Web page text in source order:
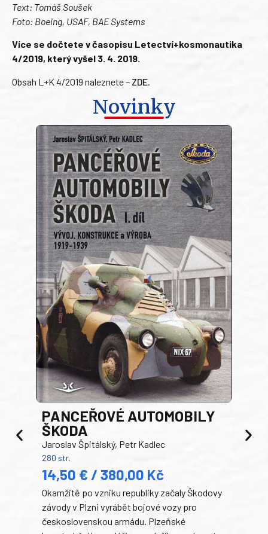
Text: Tomáš Soušek
Foto: Boeing, USAF, BAE Systems
Více se dočtete v časopisu Letectví+kosmonautika
4/2019, který vyšel 3. 4. 2019.
Obsah L+K 4/2019 naleznete – ZDE
Novinky
PANCEŘOVÉ AUTOMOBILY
ŠKODA
Jaroslav Špitálský, Petr Kadlec
280 str.
14,50 € / 380,00 Kč
Okamžitě po vzniku republiky začaly Škodovy
závody v Plzni vyrábět bojové vozy pro
československou armádu. Plzeňské